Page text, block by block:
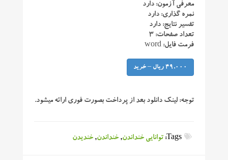
معرفی آزمون: دارد
نمره گذاری: دارد
تفسیر نتایج: دارد
تعداد صفحات: ۳
فرمت فایل: word
49,000 ریال – خرید
توجه: لینک دانلود بعد از پرداخت بصورت فوری ارائه میشود.
Tags: توانایی خنداندن,خنداندن,خندیدن